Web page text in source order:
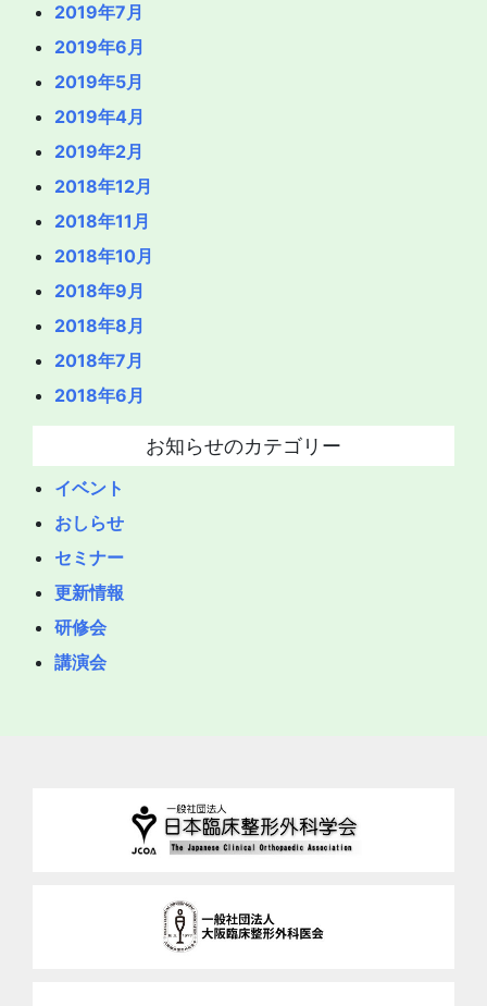
2019年7月
2019年6月
2019年5月
2019年4月
2019年2月
2018年12月
2018年11月
2018年10月
2018年9月
2018年8月
2018年7月
2018年6月
お知らせのカテゴリー
イベント
おしらせ
セミナー
更新情報
研修会
講演会